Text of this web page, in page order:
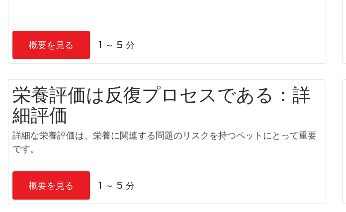
概要を見る 1 ～ 5 分
栄養評価は反復プロセスである：詳
細評価
詳細な栄養評価は、栄養に関連する問題のリスクを持つペットにとって重要
です。
概要を見る 1 ～ 5 分